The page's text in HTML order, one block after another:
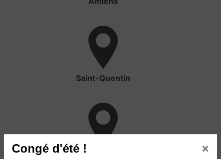
Congé d'été ! ×
Saint-Quentin